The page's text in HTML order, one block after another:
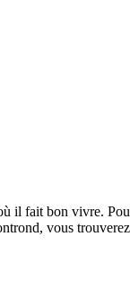
il fait bon vivre.
vous